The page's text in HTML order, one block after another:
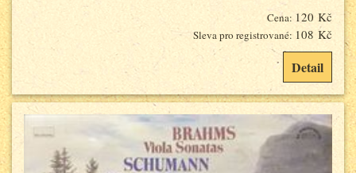
Cena: 120 Kč
Sleva pro registrované: 108 Kč
Detail